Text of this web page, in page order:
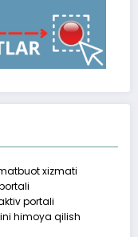
xizmati
portali
himoya qilish